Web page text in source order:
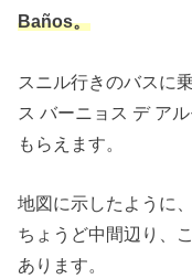
Baños。
スニル行きのバスに
ス バーニョス デ ア
もらえます。
地図に示したように
ちょうど中間辺り、
あります。